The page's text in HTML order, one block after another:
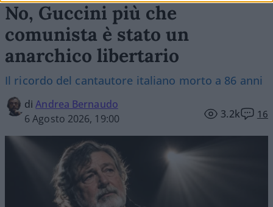
No, Guccini più che
comunista è stato un
anarchico libertario
Il ricordo del cantautore italiano morto a 86 anni
diAndrea Bernaudo
6 Agosto 2026, 19:00
3.2k 16